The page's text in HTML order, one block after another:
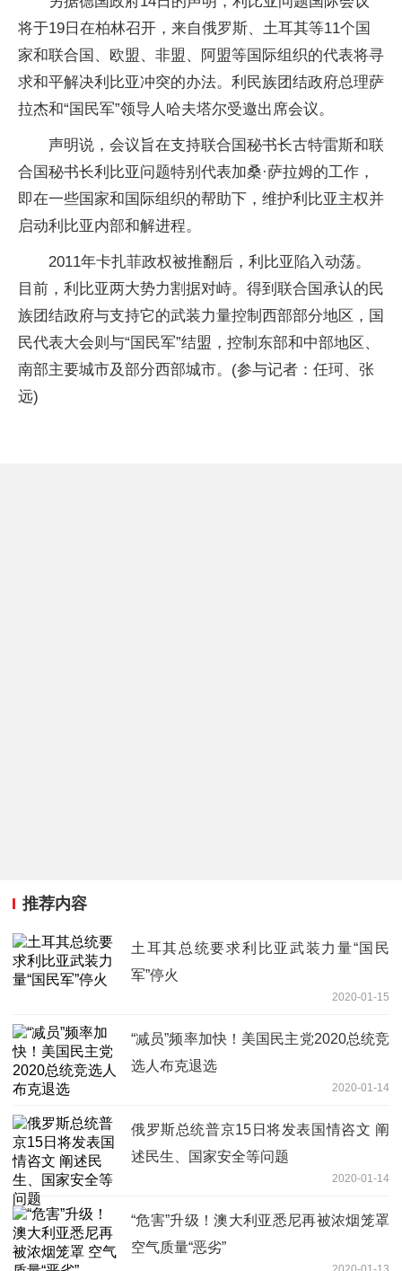
将于19日在柏林召开，来自俄罗斯、土耳其等11个国
家和联合国、欧盟、非盟、阿盟等国际组织的代表将寻
求和平解决利比亚冲突的办法。利民族团结政府总理萨
拉杰和“国民军”领导人哈夫塔尔受邀出席会议。
声明说，会议旨在支持联合国秘书长古特雷斯和联
合国秘书长利比亚问题特别代表加桑·萨拉姆的工作，
即在一些国家和国际组织的帮助下，维护利比亚主权并
启动利比亚内部和解进程。
2011年卡扎菲政权被推翻后，利比亚陷入动荡。
目前，利比亚两大势力割据对峙。得到联合国承认的民
族团结政府与支持它的武装力量控制西部部分地区，国
民代表大会则与“国民军”结盟，控制东部和中部地区、
南部主要城市及部分西部城市。(参与记者：任珂、张
远)
推荐内容
土耳其总统要求利比亚武装力量“国民
军”停火
2020-01-15
“减员”频率加快！美国民主党2020总统竞
选人布克退选
2020-01-14
俄罗斯总统普京15日将发表国情咨文 阐
述民生、国家安全等问题
2020-01-14
“危害”升级！澳大利亚悉尼再被浓烟笼罩
空气质量“恶劣”